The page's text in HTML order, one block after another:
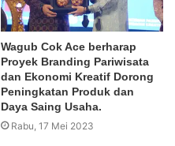
Wagub Cok Ace berharap
Proyek Branding Pariwisata
dan Ekonomi Kreatif Dorong
Peningkatan Produk dan
Daya Saing Usaha.
Rabu, 17 Mei 2023